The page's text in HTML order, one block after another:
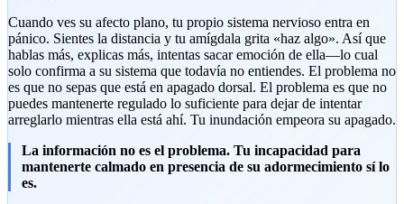
Cuando ves su afecto plano, tu propio sistema nervioso entra en
pánico. Sientes la distancia y tu amígdala grita «haz algo». Así que
hablas más, explicas más, intentas sacar emoción de ella—lo cual
solo confirma a su sistema que todavía no entiendes. El problema no
es que no sepas que está en apagado dorsal. El problema es que no
puedes mantenerte regulado lo suficiente para dejar de intentar
arreglarlo mientras ella está ahí. Tu inundación empeora su apagado.
La información no es el problema. Tu incapacidad para
mantenerte calmado en presencia de su adormecimiento sí lo
es.